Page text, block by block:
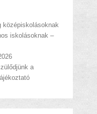
középiskolásoknak
iskolásoknak –
a